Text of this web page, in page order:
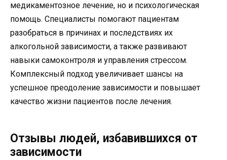
медикаментозное лечение, но и психологическая
помощь. Специалисты помогают пациентам
разобраться в причинах и последствиях их
алкогольной зависимости, а также развивают
навыки самоконтроля и управления стрессом.
Комплексный подход увеличивает шансы на
успешное преодоление зависимости и повышает
качество жизни пациентов после лечения.
Отзывы людей, избавившихся от
зависимости